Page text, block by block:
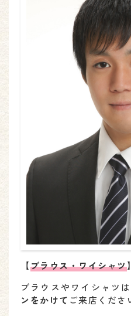
【ブラウス・ワイシャツ】
ブラウスやワイシャツは
ンをかけて ご来店くださ